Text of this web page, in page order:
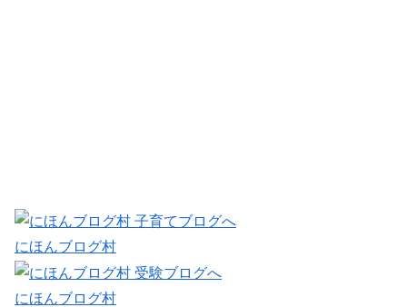
にほんブログ村
にほんブログ村